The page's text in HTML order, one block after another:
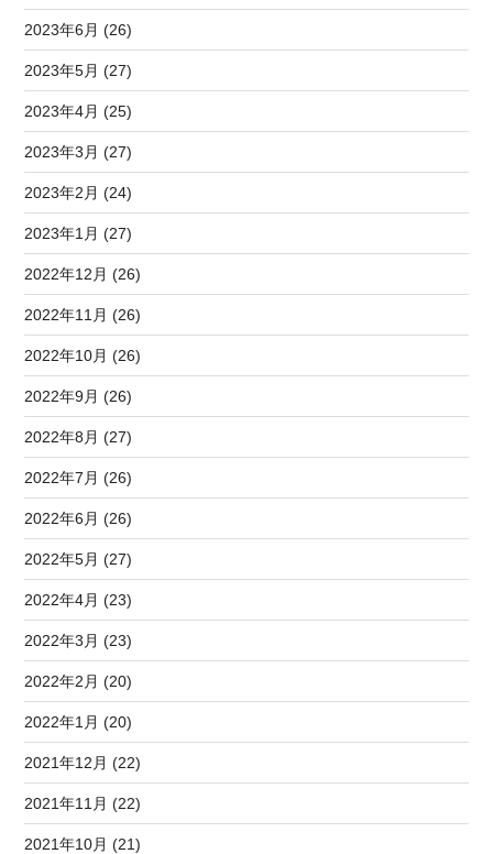
2023年6月 (26)
2023年5月 (27)
2023年4月 (25)
2023年3月 (27)
2023年2月 (24)
2023年1月 (27)
2022年12月 (26)
2022年11月 (26)
2022年10月 (26)
2022年9月 (26)
2022年8月 (27)
2022年7月 (26)
2022年6月 (26)
2022年5月 (27)
2022年4月 (23)
2022年3月 (23)
2022年2月 (20)
2022年1月 (20)
2021年12月 (22)
2021年11月 (22)
2021年10月 (21)